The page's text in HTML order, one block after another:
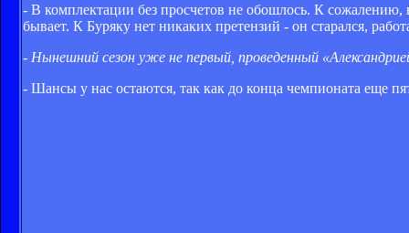
- В комплектации без просчетов не обошлось. К
бывает. К Буряку нет никаких претензий - он старался,
- Нынешний сезон уже не первый, проведенный
- Шансы у нас остаются, так как до конца чемпионата еще